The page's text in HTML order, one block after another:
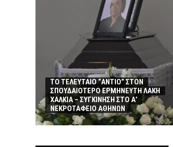
ΤΟ ΤΕΛΕΥΤΑΙΟ “ΑΝΤΙΟ” ΣΤΟΝ
ΣΠΟΥΔΑΙΟΤΕΡΟ ΕΡΜΗΝΕΥΤΗ ΛΑΚΗ
ΧΑΛΚΙΑ – ΣΥΓΚΙΝΗΣΗ ΣΤΟ Α’
ΝΕΚΡΟΤΑΦΕΙΟ ΑΘΗΝΩΝ